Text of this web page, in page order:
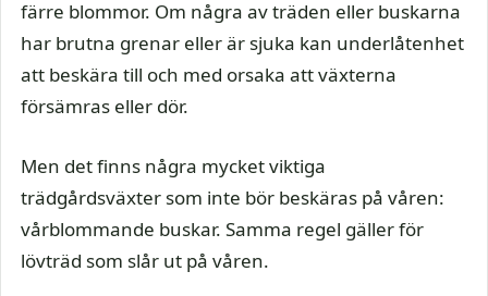
färre blommor. Om några av träden eller buskarna
har brutna grenar eller är sjuka kan underlåtenhet
att beskära till och med orsaka att växterna
försämras eller dör.
Men det finns några mycket viktiga
trädgårdsväxter som inte bör beskäras på våren:
vårblommande buskar. Samma regel gäller för
lövträd som slår ut på våren.